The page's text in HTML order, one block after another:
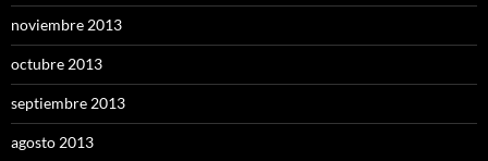
noviembre 2013
octubre 2013
septiembre 2013
agosto 2013